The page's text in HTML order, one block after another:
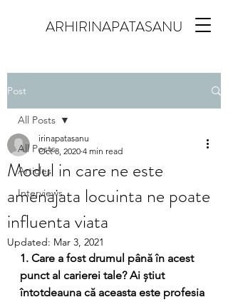
ARHIRINAPATASANU
Post
All Posts
Articles
Interviews
All Posts
Modul in care ne este
amenajata locuinta ne poate
influenta viata
irinapatasanu
Oct 8, 2020 4 min read
Updated: Mar 3, 2021
1. Care a fost drumul până în acest
punct al carierei tale? Ai știut
întotdeauna că aceasta este profesia